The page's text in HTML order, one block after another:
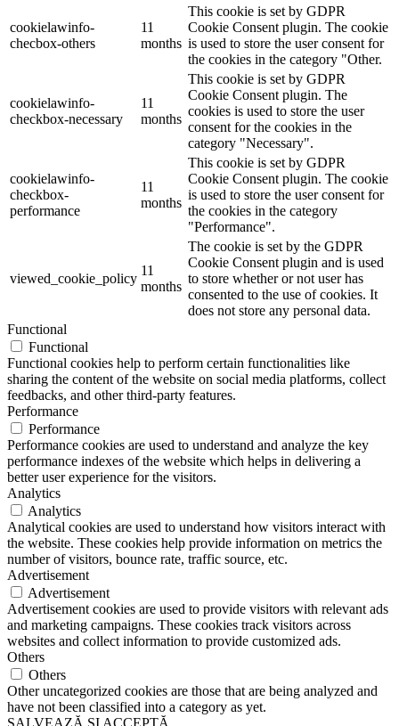
cookielawinfo-
checbox-others
11
months
This cookie is set by GDPR
Cookie Consent plugin. The cookie
is used to store the user consent for
the cookies in the category "Other.
cookielawinfo-
checkbox-necessary
11
months
This cookie is set by GDPR
Cookie Consent plugin. The
cookies is used to store the user
consent for the cookies in the
category "Necessary".
cookielawinfo-
checkbox-
performance
11
months
This cookie is set by GDPR
Cookie Consent plugin. The cookie
is used to store the user consent for
the cookies in the category
"Performance".
viewed_cookie_policy
11
months
The cookie is set by the GDPR
Cookie Consent plugin and is used
to store whether or not user has
consented to the use of cookies. It
does not store any personal data.
Functional
Functional
Functional cookies help to perform certain functionalities like
sharing the content of the website on social media platforms, collect
feedbacks, and other third-party features.
Performance
Performance
Performance cookies are used to understand and analyze the key
performance indexes of the website which helps in delivering a
better user experience for the visitors.
Analytics
Analytics
Analytical cookies are used to understand how visitors interact with
the website. These cookies help provide information on metrics the
number of visitors, bounce rate, traffic source, etc.
Advertisement
Advertisement
Advertisement cookies are used to provide visitors with relevant ads
and marketing campaigns. These cookies track visitors across
websites and collect information to provide customized ads.
Others
Others
Other uncategorized cookies are those that are being analyzed and
have not been classified into a category as yet.
SALVEAZĂ ȘI ACCEPTĂ